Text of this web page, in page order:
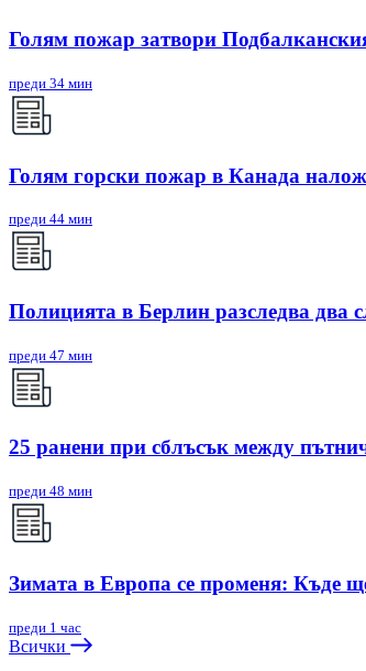
Голям пожар затвори
преди 34 мин
Голям горски пожар в Канада
преди 44 мин
Полицията в Берлин разследва два
преди 47 мин
25 ранени при сблъсък между
преди 48 мин
Зимата в Европа се променя: Къде
преди 1 час
Всички